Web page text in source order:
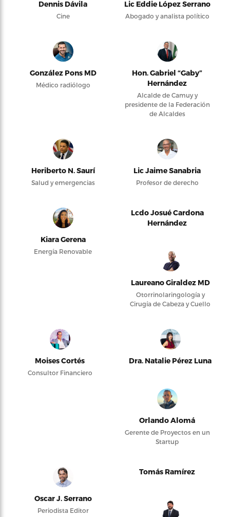
Dennis Dávila
Cine
Lic Eddie López Serrano
Abogado y analista político
González Pons MD
Médico radiólogo
Hon. Gabriel “Gaby”
Hernández
Alcalde de Camuy y
presidente de la Federación
de Alcaldes
Heriberto N. Saurí
Salud y emergencias
Lic Jaime Sanabria
Profesor de derecho
Kiara Gerena
Energía Renovable
Lcdo Josué Cardona
Hernández
Laureano Giraldez MD
Otorrinolaringología y
Cirugía de Cabeza y Cuello
Moises Cortés
Consultor Financiero
Dra. Natalie Pérez Luna
Orlando Alomá
Gerente de Proyectos en un
Startup
Oscar J. Serrano
Periodista Editor
Tomás Ramírez